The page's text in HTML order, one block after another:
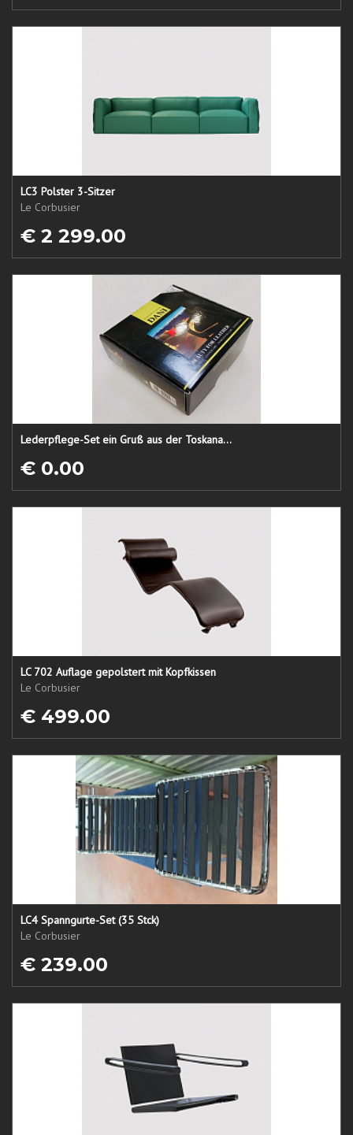
LC3 Polster 3-Sitzer
Le Corbusier
€ 2 299.00
Lederpflege-Set ein Gruß aus der Toskana...
€ 0.00
LC 702 Auflage gepolstert mit Kopfkissen
Le Corbusier
€ 499.00
LC4 Spanngurte-Set (35 Stck)
Le Corbusier
€ 239.00